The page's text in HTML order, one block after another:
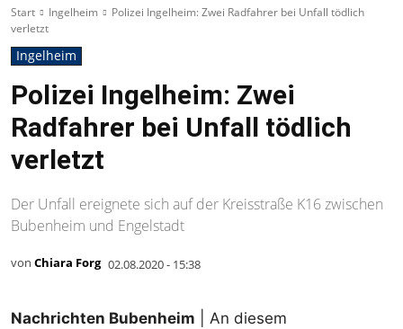
Start Ingelheim
Polizei Ingelheim: Zwei Radfahrer bei Unfall tödlich
verletzt
Ingelheim
Polizei Ingelheim: Zwei
Radfahrer bei Unfall tödlich
verletzt
Der Unfall ereignete sich auf der Kreisstraße K16 zwischen
Bubenheim und Engelstadt
von Chiara Forg 02.08.2020 - 15:38
Nachrichten Bubenheim | An diesem